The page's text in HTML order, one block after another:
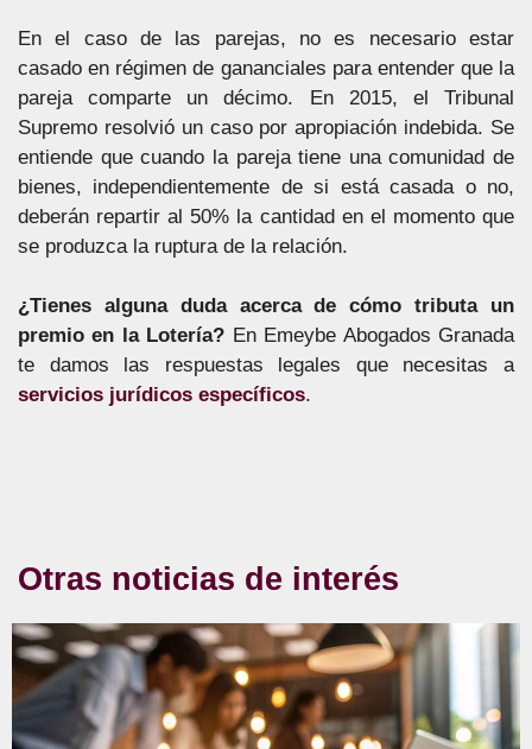
En el caso de las parejas, no es necesario estar
casado en régimen de gananciales para entender que la
pareja comparte un décimo. En 2015, el Tribunal
Supremo resolvió un caso por apropiación indebida. Se
entiende que cuando la pareja tiene una comunidad de
bienes, independientemente de si está casada o no,
deberán repartir al 50% la cantidad en el momento que
se produzca la ruptura de la relación.
¿Tienes alguna duda acerca de cómo tributa un
premio en la Lotería? En Emeybe Abogados Granada
te damos las respuestas legales que necesitas a
servicios jurídicos específicos.
Otras noticias de interés